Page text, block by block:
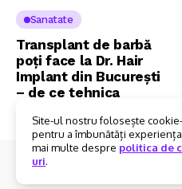
Sanatate
Transplant de barbă
poți face la Dr. Hair
Implant din București
– de ce tehnica
Site-ul nostru folosește
pentru a îmbunătăți experiența
mai multe despre politica de
uri.